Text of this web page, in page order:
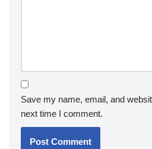
Save my name, email, and
next time I comment.